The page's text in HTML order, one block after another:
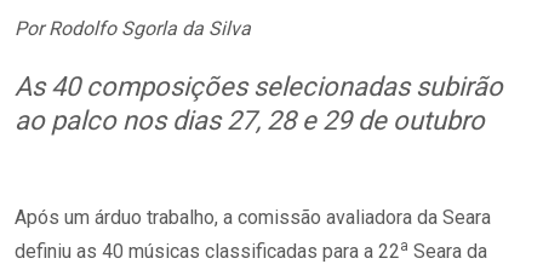
Por Rodolfo Sgorla da Silva
As 40 composições selecionadas subirão
ao palco nos dias 27, 28 e 29 de outubro
Após um árduo trabalho, a comissão avaliadora da Seara
definiu as 40 músicas classificadas para a 22a Seara da